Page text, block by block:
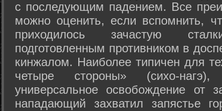
с последующим падением. Все
можно оценить, если вспомнить,
приходилось зачастую
подготовленным противником в
кинжалом. Наиболее типичен для
четыре стороны» (сихо-
универсальное освобождение от
нападающий захватил запястье